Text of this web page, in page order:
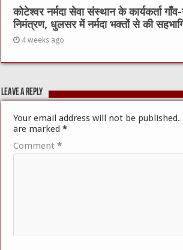
कोटेश्वर नर्मदा सेवा संस्थान के कार्यकर्ता
निमंत्रण, धुलसर में नर्मदा भक्तों से की
4 weeks ago
Leave a Reply
Your email address will not be published.
are marked*
Comment*